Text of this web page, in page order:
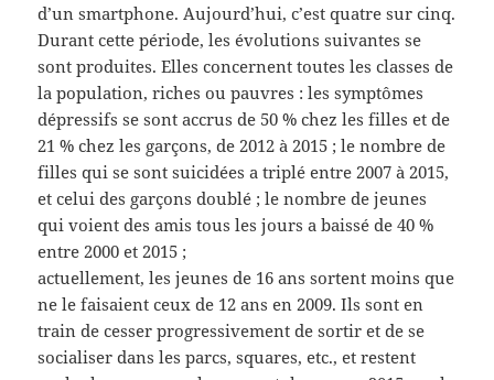
d’un smartphone. Aujourd’hui, c’est quatre sur cinq.
Durant cette période, les évolutions suivantes se
sont produites. Elles concernent toutes les classes de
la population, riches ou pauvres : les symptômes
dépressifs se sont accrus de 50 % chez les filles et de
21 % chez les garçons, de 2012 à 2015 ; le nombre de
filles qui se sont suicidées a triplé entre 2007 à 2015,
et celui des garçons doublé ; le nombre de jeunes
qui voient des amis tous les jours a baissé de 40 %
entre 2000 et 2015 ;
actuellement, les jeunes de 16 ans sortent moins que
ne le faisaient ceux de 12 ans en 2009. Ils sont en
train de cesser progressivement de sortir et de se
socialiser dans les parcs, squares, etc., et restent